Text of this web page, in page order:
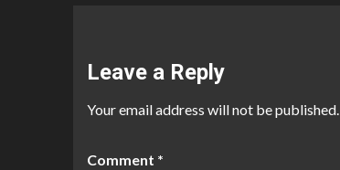
Leave a Reply
Your email address will not be published.
Comment *